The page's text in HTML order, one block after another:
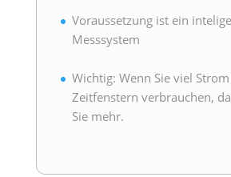
Voraussetzung ist ein
Messsystem
Wichtig: Wenn Sie viel
Zeitfenstern verbrauchen,
Sie mehr.